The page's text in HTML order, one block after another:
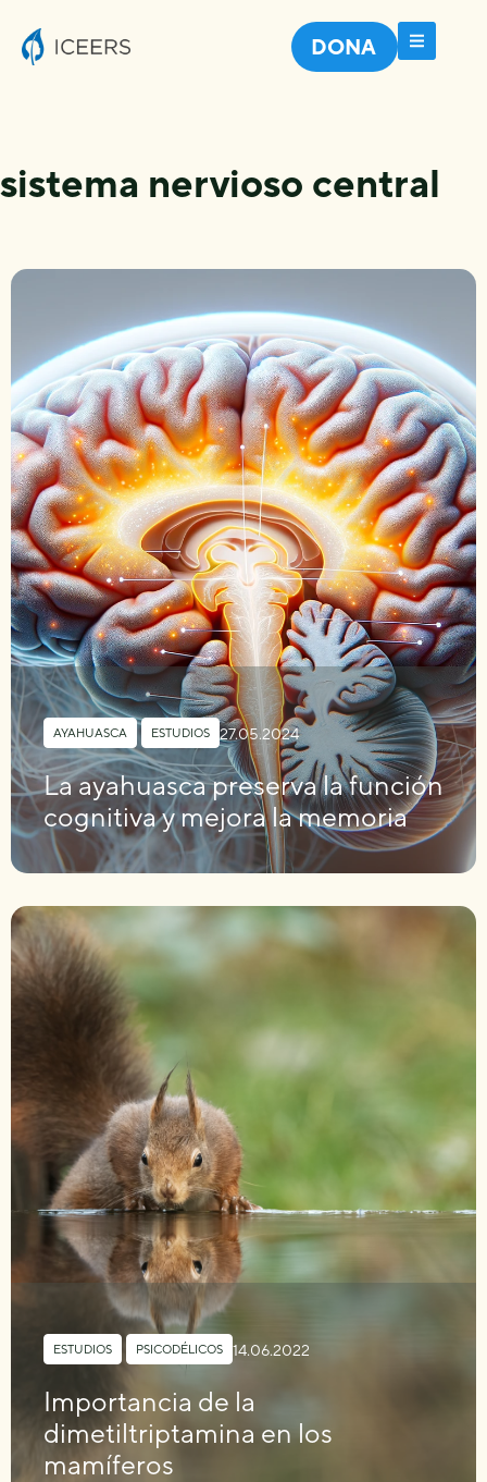
DONA
sistema nervioso central
AYAHUASCA ESTUDIOS 27.05.2024
La ayahuasca preserva la función
cognitiva y mejora la memoria
ESTUDIOS PSICODÉLICOS 14.06.2022
Importancia de la
dimetiltriptamina en los
mamíferos